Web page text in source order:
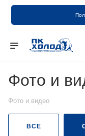
Фото и
Фото и видео
ВСЕ